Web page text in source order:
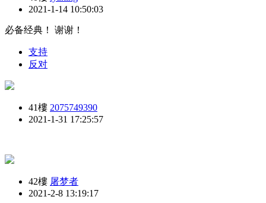
2021-1-14 10:50:03
必备经典！ 谢谢！
支持
反对
41樓 2075749390
2021-1-31 17:25:57
42樓 屠梦者
2021-2-8 13:19:17